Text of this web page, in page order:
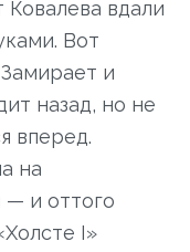
вдали
Вот
и
назад, но не
вперед.
на
— и оттого
I»